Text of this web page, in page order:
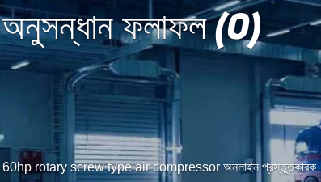
অনুসন্ধান ফলাফল (0)
60hp rotary screw type air compressor অনলাইন প্রস্তুতকারক